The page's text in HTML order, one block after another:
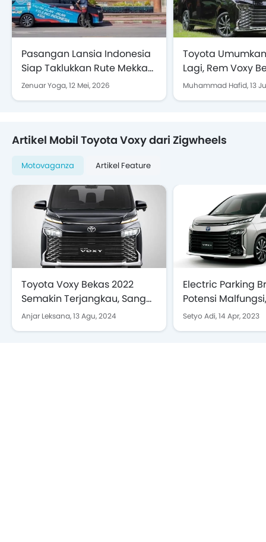
Pasangan Lansia Indonesia
Siap Taklukkan Rute Mekkah
hingga Eropa
Zenuar Yoga,12 Mei, 2026
Toyota
Lagi, Rem Voxy
Malfungsi
Muhammad Hafid,13
Artikel Mobil Toyota Voxy dari Zigwheels
Motovaganza Artikel Feature
Toyota Voxy Bekas 2022
Semakin Terjangkau, Sangat
Nyaman untuk Keluarga
Anjar Leksana,13 Agu, 2024
Electric Parking
Potensi
Voxy Kena Recall
Setyo Adi,14 Apr, 2023